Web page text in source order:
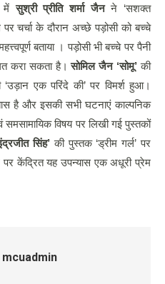
मेंसुश्री प्रीति शर्मा जैनने ‘सशक्त
चर्चा के दौरान अच्छे पड़ोसी को बच्चे
बताया । पड़ोसी भी बच्चे पर पैनी
करा सकता है।सोमिल जैन ‘सोमू’ की
एक परिंदे की’ पर विमर्श हुआ।
है और इसकी सभी घटनाएं काल्पनिक
विषय पर लिखी गई पुस्तकों
सिंह’ की पुस्तक ‘ड्रीम गर्ल’ पर
पर केंद्रित यह उपन्यास एक अधूरी प्रेम
mcuadmin